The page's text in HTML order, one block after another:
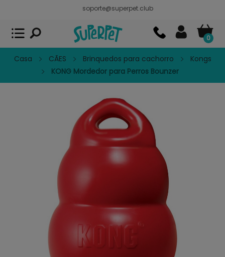
soporte@superpet.club
0
Casa CÃES Brinquedos para cachorro
Kongs
KONG Mordedor para Perros Bounzer
Superpet, comida para mascotas
APP GRATIS - En Google Play